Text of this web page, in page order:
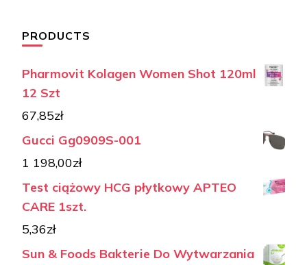
PRODUCTS
Pharmovit Kolagen Women Shot 120ml
12 Szt
67,85zł
Gucci Gg0909S-001
1 198,00zł
Test ciążowy HCG płytkowy APTEO
CARE 1szt.
5,36zł
Sun & Foods Bakterie Do Wytwarzania